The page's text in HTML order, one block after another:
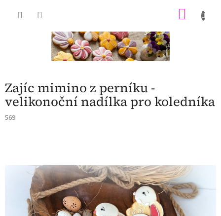
Zajíc mimino z perníku -
velikonoční nadílka pro koledníka
569